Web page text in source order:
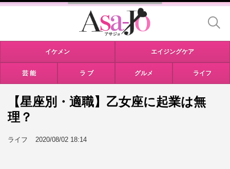
イケメン エイジングケア
芸 能 ラ ブ グルメ ライフ
【星座別・適職】乙女座に起業は無
理？
ライフ 2020/08/02 18:14